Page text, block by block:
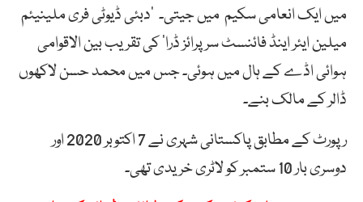
میں ایک انعامی سکیم میں جیتی۔ ’دبئی ڈیوٹی فری ملینیئم
میلین ایئر اینڈ فائنسٹ سرپرائز ڈرا‘ کی تقریب بین الاقوامی
ہوائی اڈے کے ہال میں ہوئی۔ جس میں محمد حسن لاکھوں
ڈالر کے مالک بنے۔
رپورٹ کے مطابق پاکستانی شہری نے 7 اکتوبر 2020 اور
دوسری بار 10 ستمبر کو لاٹری خریدی تھی۔